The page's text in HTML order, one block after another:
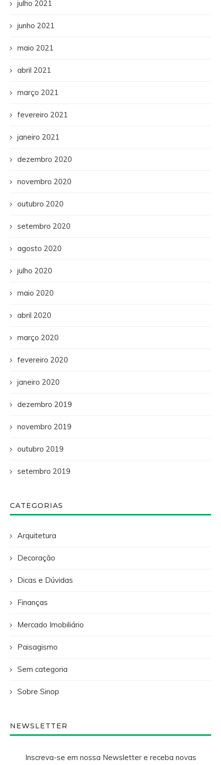
julho 2021
junho 2021
maio 2021
abril 2021
março 2021
fevereiro 2021
janeiro 2021
dezembro 2020
novembro 2020
outubro 2020
setembro 2020
agosto 2020
julho 2020
maio 2020
abril 2020
março 2020
fevereiro 2020
janeiro 2020
dezembro 2019
novembro 2019
outubro 2019
setembro 2019
CATEGORIAS
Arquitetura
Decoração
Dicas e Dúvidas
Finanças
Mercado Imobiliário
Paisagismo
Sem categoria
Sobre Sinop
NEWSLETTER
Inscreva-se em nossa Newsletter e receba novas